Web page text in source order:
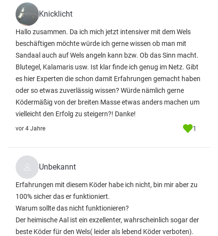
Knicklicht
Hallo zusammen. Da ich mich jetzt intensiver mit dem Wels
beschäftigen möchte würde ich gerne wissen ob man mit
Sandaal auch auf Wels angeln kann bzw. Ob das Sinn macht.
Blutegel, Kalamaris usw. Ist klar finde ich genug im Netz. Gibt
es hier Experten die schon damit Erfahrungen gemacht haben
oder so etwas zuverlässig wissen? Würde nämlich gerne
Ködermäßig von der breiten Masse etwas anders machen um
vielleicht den Erfolg zu steigern?! Danke!
vor 4 Jahre 1
Unbekannt
Erfahrungen mit diesem Köder habe ich nicht, bin mir aber zu
100% sicher das er funktioniert.
Warum sollte das nicht funktionieren?
Der heimische Aal ist ein exzellenter, wahrscheinlich sogar der
beste Köder für den Wels( leider als lebend Köder verboten).